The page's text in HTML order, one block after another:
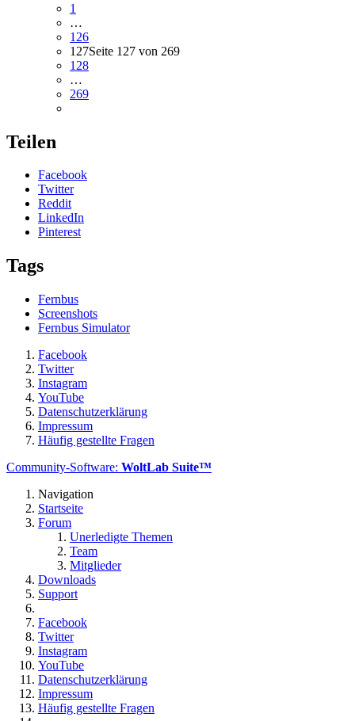
1
…
126
127Seite 127 von 269
128
…
269
Teilen
Facebook
Twitter
Reddit
LinkedIn
Pinterest
Tags
Fernbus
Screenshots
Fernbus Simulator
Facebook
Twitter
Instagram
YouTube
Datenschutzerklärung
Impressum
Häufig gestellte Fragen
Community-Software: WoltLab Suite™
Navigation
Startseite
Forum
Unerledigte Themen
Team
Mitglieder
Downloads
Support
Facebook
Twitter
Instagram
YouTube
Datenschutzerklärung
Impressum
Häufig gestellte Fragen